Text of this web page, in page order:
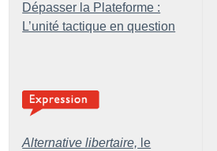
Dépasser la Plateforme :
L’unité tactique en question
Alternative libertaire, le